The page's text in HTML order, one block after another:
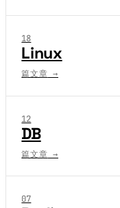
18
Linux
篇文章 →
12
DB
篇文章 →
07